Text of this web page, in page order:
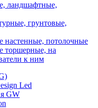
ландшафтные,
грунтовые,
настенные, потолочные
торшерные, на
к ним
Led
GW